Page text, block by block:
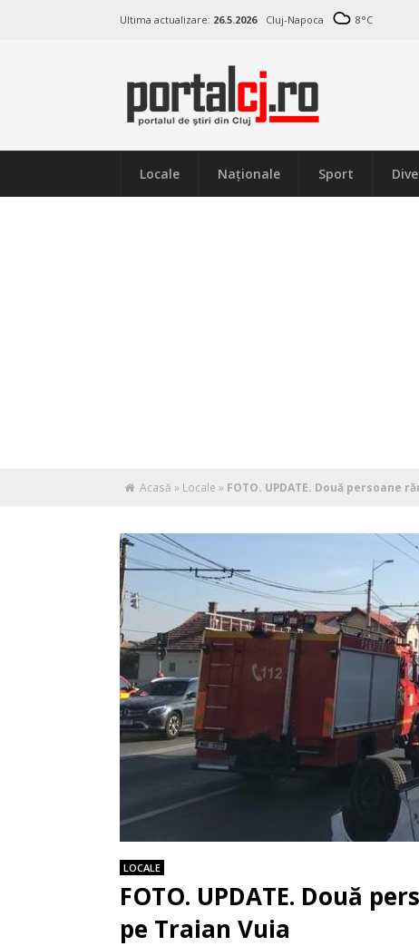
Ultima actualizare: 26.5.2026 Cluj-Napoca 8°C
Locale Naţionale Sport
Acasă » Locale » FOTO. UPDATE. Două persoane
LOCALE
FOTO. UPDATE. Două
pe Traian Vuia